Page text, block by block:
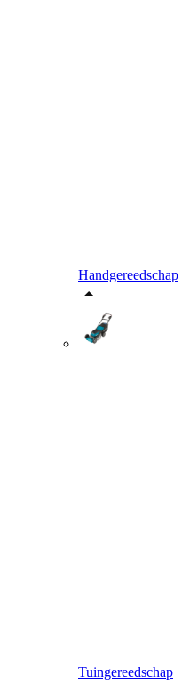
Handgereedschap
Tuingereedschap